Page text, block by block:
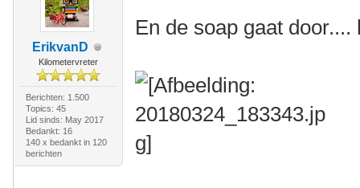
ErikvanD
Kilometervreter
Berichten: 1.500
Topics: 45
Lid sinds: May 2017
Bedankt: 16
140 x bedankt in 120
berichten
En de soap gaat door....